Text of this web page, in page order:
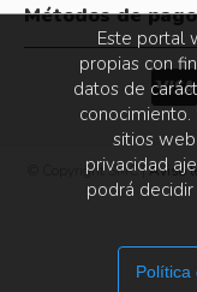
Métodos de pago
© Copyright SMC |Aviso
Este portal
propias con
datos de
sitios
privacidad
podrá
Política